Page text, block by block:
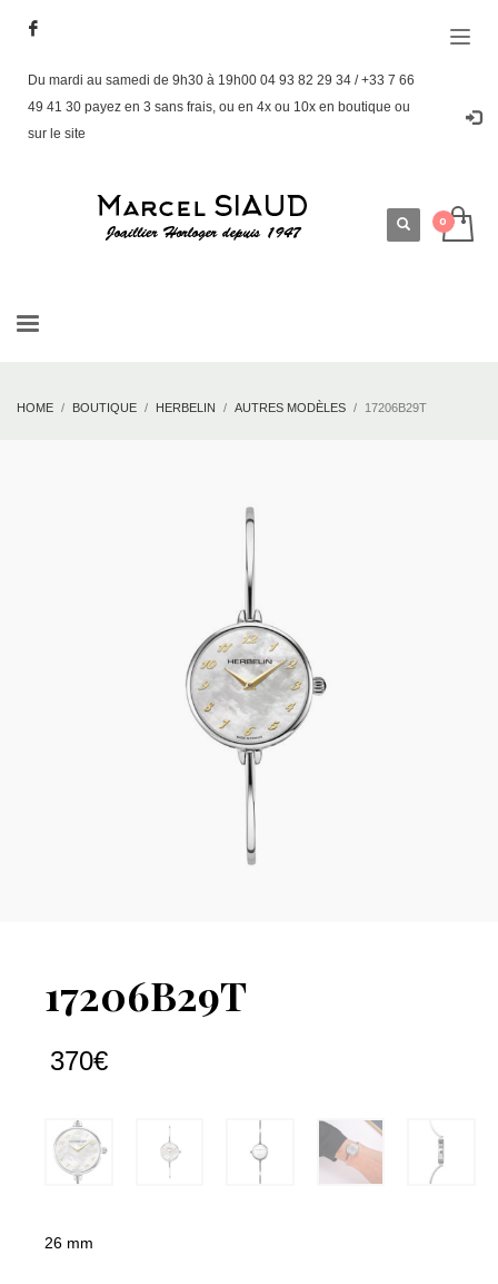
Du mardi au samedi de 9h30 à 19h00 04 93 82 29 34 / +33 7 66
49 41 30 payez en 3 sans frais, ou en 4x ou 10x en boutique ou
sur le site
HOME BOUTIQUE HERBELIN AUTRES MODÈLES 17206B29T
17206B29T
370€
26 mm